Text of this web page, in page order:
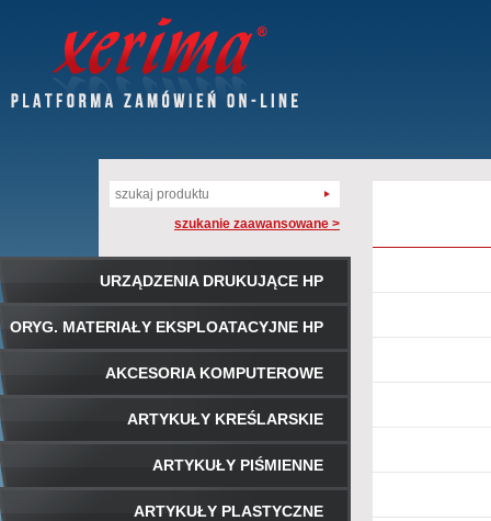
szukanie zaawansowane >
URZĄDZENIA DRUKUJĄCE HP
ORYG. MATERIAŁY EKSPLOATACYJNE HP
AKCESORIA KOMPUTEROWE
ARTYKUŁY KREŚLARSKIE
ARTYKUŁY PIŚMIENNE
ARTYKUŁY PLASTYCZNE